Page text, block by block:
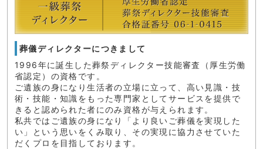
葬儀ディレクターにつきまして
1996年に誕生した葬祭ディレクター技能審査（厚生労働
省認定）の資格です。
ご遺族の身になり生活者の立場に立って、高い見識・技
術・技能・知識をもった専門家としてサービスを提供で
きると認められた者にのみ資格が与えられます。
私共ではご遺族の身になり「より良いご葬儀を実現した
い」という思いをくみ取り、その実現に協力させていた
だくプロを目指しております。